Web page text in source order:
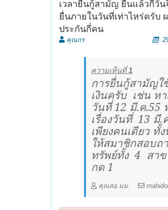
เวลายื่นกู้สามัญ ยื่นแล้วกี่วัน
ยื่นภายในวันที่เท่าไหร่ครับ
ประกันกี่คน
คุณกร
ความเห็นที่1
การยื่นกู้สามัญใ
เงินครับ เช่น ห
วันที่ 12 มี.ค.55
เรื่องวันที่ 13 มี.
เพียงคนเดียว
ให้สมาชิกสอบถ
ทรัพย์ทั้ง 4 สา
กด 1
คุณสอ.มม.